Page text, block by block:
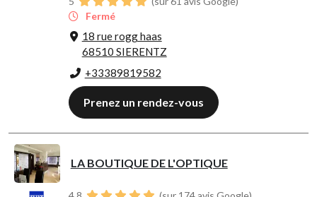
Fermé
18 rue rogg haas
68510 SIERENTZ
+33389819582
Prenez un rendez-vous
LA BOUTIQUE DE L'OPTIQUE